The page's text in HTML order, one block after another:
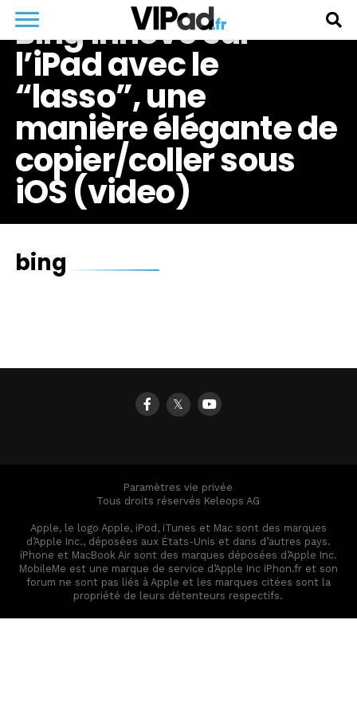
Bing innove sur
l’iPad avec le
“lasso”, une
manière élégante de
copier/coller sous
iOS (video)
bing
𝕏
Paramètres vie privée
Tous droits réservés Keleops AG
Apple, le logo Apple, iPod, iTunes et Mac sont des marques
d’Apple Inc., déposées aux États-Unis et dans d’autres pays.
iPhone et MacBook Air sont des marques déposées d’Apple Inc.
MobileMe est une marque de service d’Apple Inc iPhon.fr et son
forum ne sont pas liés à Apple et les marques citées sont la
propriété de leurs détenteurs respectifs.